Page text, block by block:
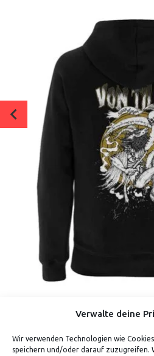
Verwalte deine
Wir verwenden Technologien wie
speichern und/oder darauf zuzugreifen.
BAPHOMET
Verdiene bis zu